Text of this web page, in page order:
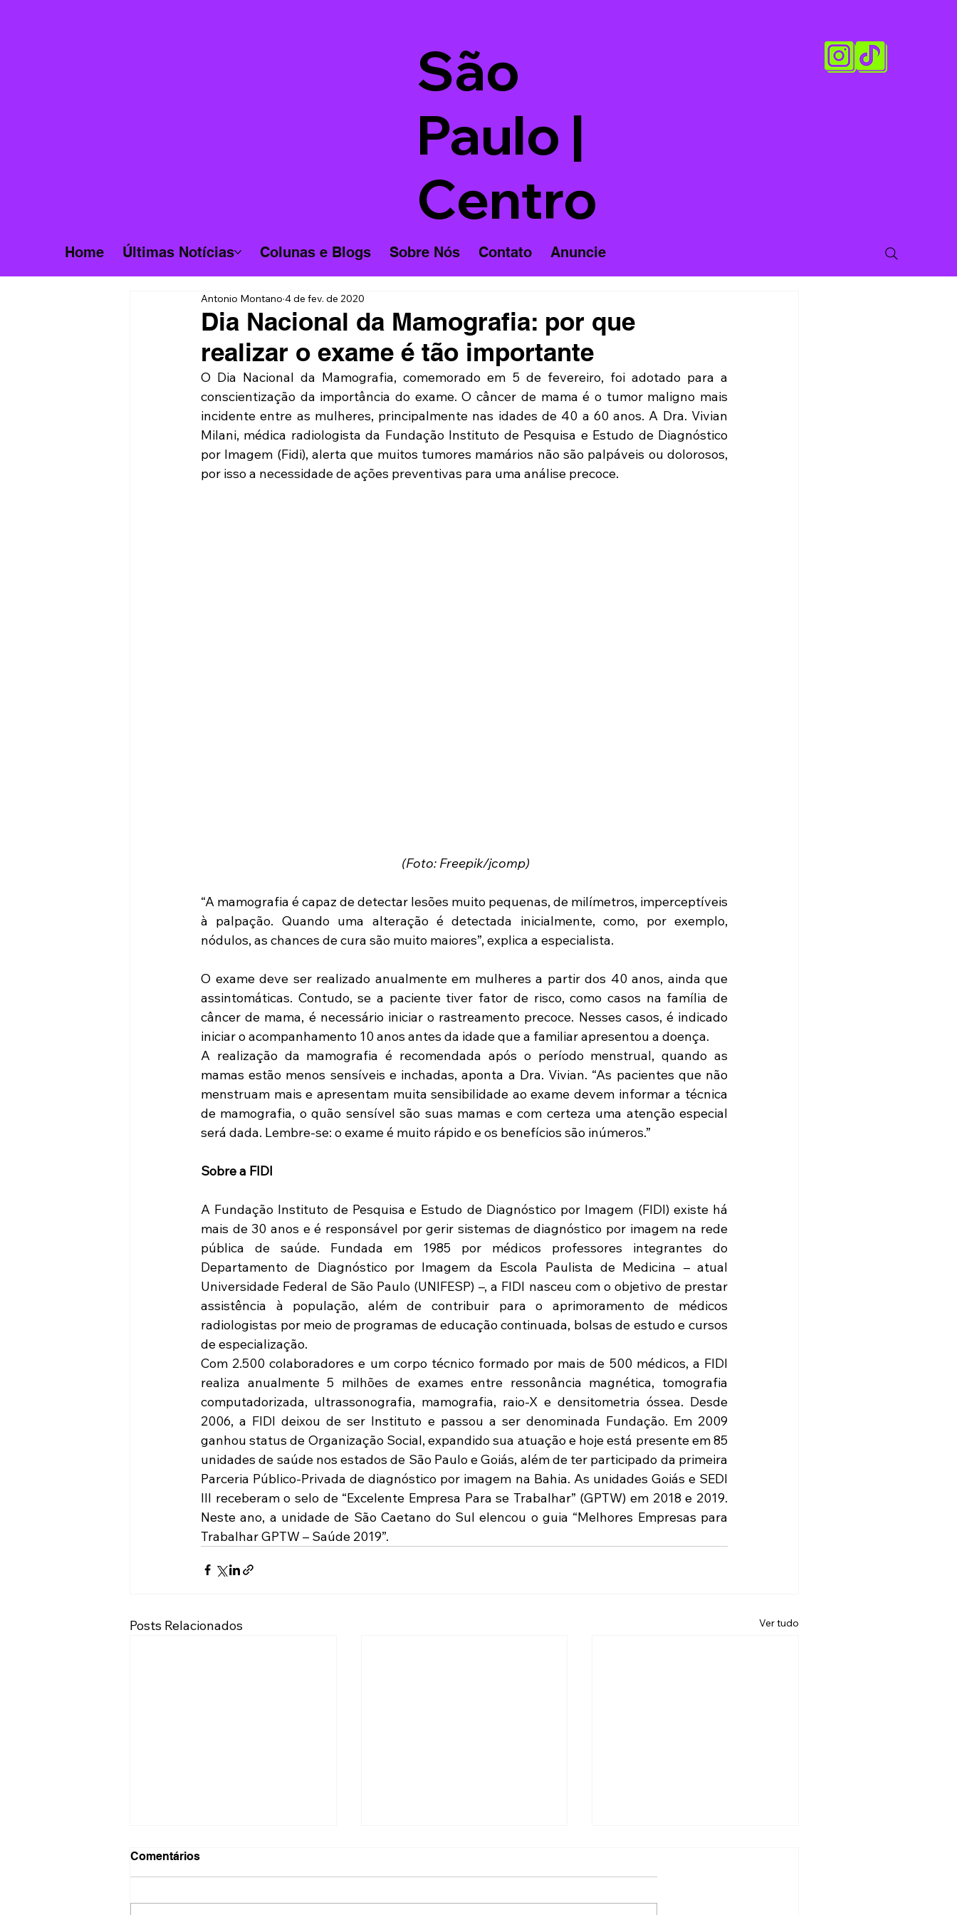
São
Paulo |
Centro
Home Últimas Notícias Colunas e Blogs Sobre Nós Contato Anuncie
Dia Nacional da Mamografia: por que
realizar o exame é tão importante
Antonio Montano 4 de fev. de 2020
O Dia Nacional da Mamografia, comemorado em 5 de fevereiro, foi adotado para a
conscientização da importância do exame. O câncer de mama é o tumor maligno mais
incidente entre as mulheres, principalmente nas idades de 40 a 60 anos. A Dra. Vivian
Milani, médica radiologista da Fundação Instituto de Pesquisa e Estudo de Diagnóstico
por Imagem (Fidi), alerta que muitos tumores mamários não são palpáveis ou dolorosos,
por isso a necessidade de ações preventivas para uma análise precoce.
(Foto: Freepik/jcomp)
“A mamografia é capaz de detectar lesões muito pequenas, de milímetros, imperceptíveis
à palpação. Quando uma alteração é detectada inicialmente, como, por exemplo,
nódulos, as chances de cura são muito maiores”, explica a especialista.
O exame deve ser realizado anualmente em mulheres a partir dos 40 anos, ainda que
assintomáticas. Contudo, se a paciente tiver fator de risco, como casos na família de
câncer de mama, é necessário iniciar o rastreamento precoce. Nesses casos, é indicado
iniciar o acompanhamento 10 anos antes da idade que a familiar apresentou a doença.
A realização da mamografia é recomendada após o período menstrual, quando as
mamas estão menos sensíveis e inchadas, aponta a Dra. Vivian. “As pacientes que não
menstruam mais e apresentam muita sensibilidade ao exame devem informar a técnica
de mamografia, o quão sensível são suas mamas e com certeza uma atenção especial
será dada. Lembre-se: o exame é muito rápido e os benefícios são inúmeros.”
Sobre a FIDI
A Fundação Instituto de Pesquisa e Estudo de Diagnóstico por Imagem (FIDI) existe há
mais de 30 anos e é responsável por gerir sistemas de diagnóstico por imagem na rede
pública de saúde. Fundada em 1985 por médicos professores integrantes do
Departamento de Diagnóstico por Imagem da Escola Paulista de Medicina – atual
Universidade Federal de São Paulo (UNIFESP) –, a FIDI nasceu com o objetivo de prestar
assistência à população, além de contribuir para o aprimoramento de médicos
radiologistas por meio de programas de educação continuada, bolsas de estudo e cursos
de especialização.
Com 2.500 colaboradores e um corpo técnico formado por mais de 500 médicos, a FIDI
realiza anualmente 5 milhões de exames entre ressonância magnética, tomografia
computadorizada, ultrassonografia, mamografia, raio-X e densitometria óssea. Desde
2006, a FIDI deixou de ser Instituto e passou a ser denominada Fundação. Em 2009
ganhou status de Organização Social, expandido sua atuação e hoje está presente em 85
unidades de saúde nos estados de São Paulo e Goiás, além de ter participado da primeira
Parceria Público-Privada de diagnóstico por imagem na Bahia. As unidades Goiás e SEDI
III receberam o selo de “Excelente Empresa Para se Trabalhar” (GPTW) em 2018 e 2019.
Neste ano, a unidade de São Caetano do Sul elencou o guia “Melhores Empresas para
Trabalhar GPTW – Saúde 2019”.
Posts Relacionados Ver tudo
Comentários